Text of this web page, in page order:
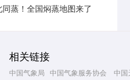
同蒸！全国焖蒸地图来了
相关链接
中国气象局 中国气象服务协会 中国